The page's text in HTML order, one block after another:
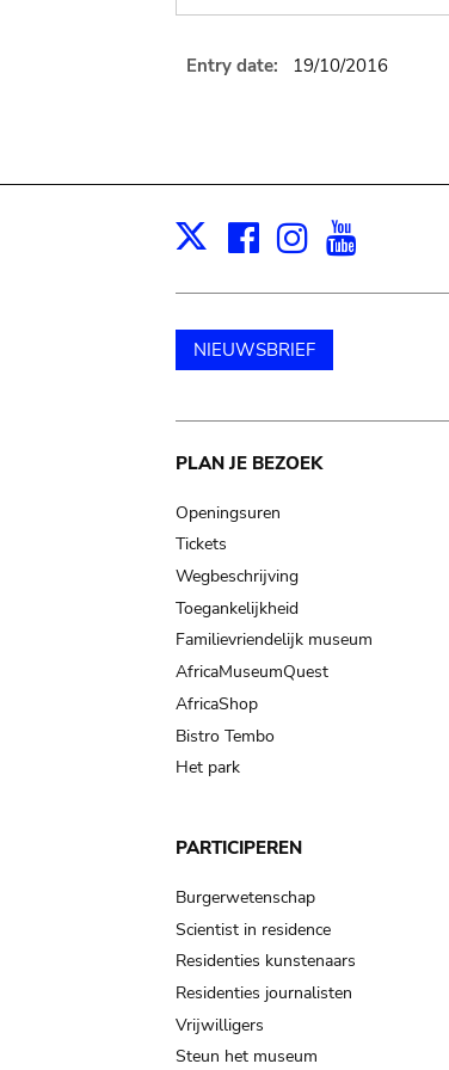
Entry date: 19/10/2016
X Facebook
Instagram
NIEUWSBRIEF
Main
navigation
PLAN JE BEZOEK
Openingsuren
Tickets
Wegbeschrijving
Toegankelijkheid
Familievriendelijk museum
AfricaMuseumQuest
AfricaShop
Bistro Tembo
Het park
PARTICIPEREN
Burgerwetenschap
Scientist in residence
Residenties kunstenaars
Residenties journalisten
Vrijwilligers
Steun het museum